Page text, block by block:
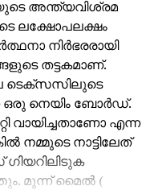
അന്ത്യവിശ്രമ
ലക്ഷോപലക്ഷം
നിർഭരരായി
തട്ടകമാണ്.
ടെക്സസിലുടെ
ഒരു നെയിം ബോർഡ്.
വായിച്ചതാണോ എന്ന
നമ്മുടെ നാട്ടിലേത്
ഗിയറിലിടുക
മൂന്ന് മൈൽ (